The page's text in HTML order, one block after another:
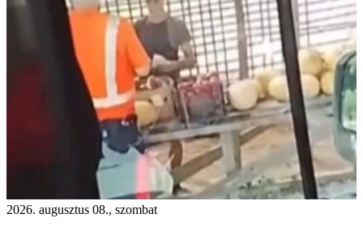
2026. augusztus 08., szombat